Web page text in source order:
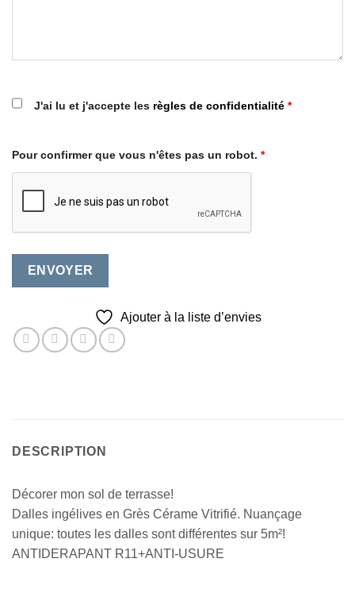
J'ai lu et j'accepte les règles de confidentialité *
Pour confirmer que vous n'êtes pas un robot. *
Ajouter à la liste d’envies
DESCRIPTION
Décorer mon sol de terrasse!
Dalles ingélives en Grès Cérame Vitrifié. Nuançage
unique: toutes les dalles sont différentes sur 5m²!
ANTIDERAPANT R11+ANTI-USURE